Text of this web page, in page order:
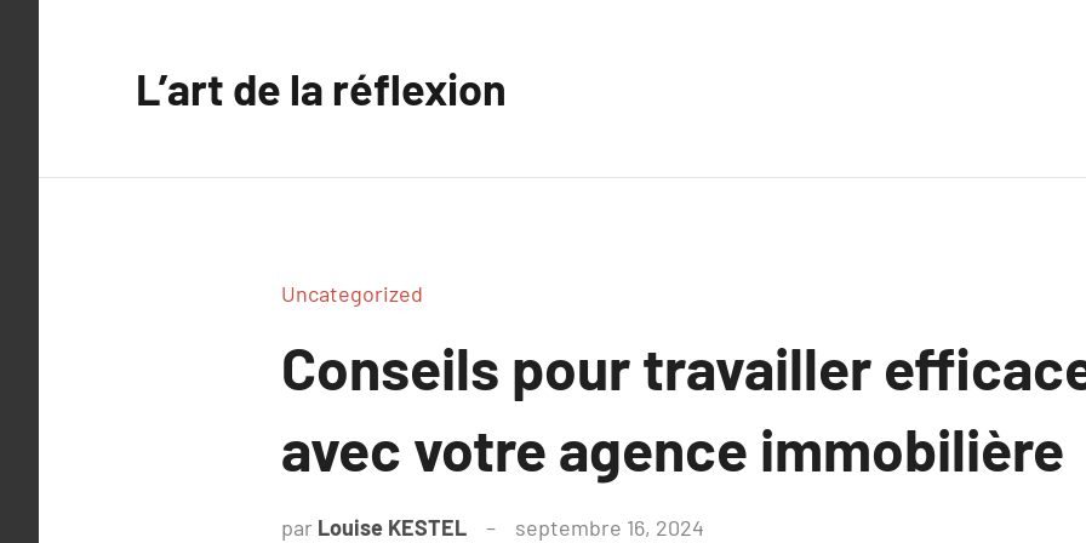
L’art de la réflexion
Uncategorized
Conseils pour travailler
avec votre agence immobilière
par Louise KESTEL septembre 16, 2024